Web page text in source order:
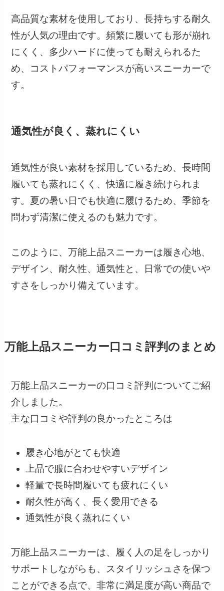
高品質な素材を使用しており、長持ちする耐久
性が人気の理由です。頻繁に履いても形が崩れ
にくく、多少ハードに使っても耐えられるた
め、コストパフォーマンスが高いスニーカーで
す。
通気性が良く、蒸れにくい
通気性が良い素材を採用しているため、長時間
履いても蒸れにくく、快適に履き続けられま
す。夏の暑い日でも快適に履けるため、季節を
問わず清潔に使えるのも魅力です。
このように、万能上品スニーカーは履き心地、
デザイン、耐久性、通気性と、日常での使いや
すさをしっかり備えています。
万能上品スニーカー口コミ評判のまとめ
万能上品スニーカーの口コミ評判についてご紹
介しました。
主な口コミや評判の良かったところは
履き心地がとても快適
上品で服に合わせやすいデザイン
軽量で長時間履いても疲れにくい
耐久性が高く、長く愛用できる
通気性が良く蒸れにくい
万能上品スニーカーは、履く人の足をしっかり
サポートしながらも、スタイリッシュさを保つ
ことができる点で、非常に満足度が高い商品で